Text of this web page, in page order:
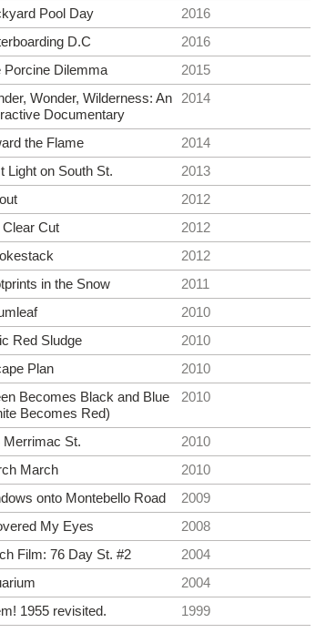
Pool Day
2016
D.C
2016
Porcine Dilemma
2015
Wonder, Wilderness: An
Documentary
2014
the Flame
2014
Light on South St.
2013
2012
Clear Cut
2012
2012
in the Snow
2011
2010
Red Sludge
2010
Plan
2010
Becomes Black and Blue
Becomes Red)
2010
Merrimac St.
2010
March
2010
onto Montebello Road
2009
My Eyes
2008
Film: 76 Day St. #2
2004
2004
1955 revisited.
1999